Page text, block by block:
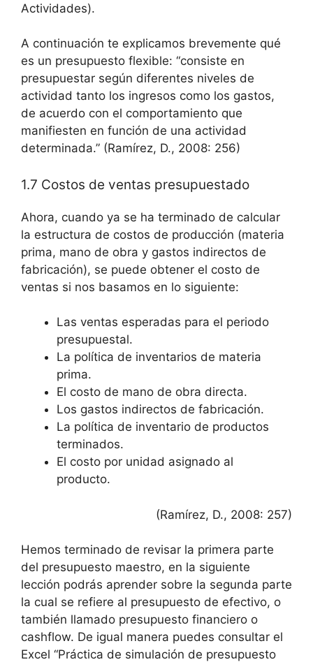
Actividades).
A continuación te explicamos brevemente qué
es un presupuesto flexible: “consiste en
presupuestar según diferentes niveles de
actividad tanto los ingresos como los gastos,
de acuerdo con el comportamiento que
manifiesten en función de una actividad
determinada.” (Ramírez, D., 2008: 256)
1.7 Costos de ventas presupuestado
Ahora, cuando ya se ha terminado de calcular
la estructura de costos de producción (materia
prima, mano de obra y gastos indirectos de
fabricación), se puede obtener el costo de
ventas si nos basamos en lo siguiente:
Las ventas esperadas para el periodo
presupuestal.
La política de inventarios de materia
prima.
El costo de mano de obra directa.
Los gastos indirectos de fabricación.
La política de inventario de productos
terminados.
El costo por unidad asignado al
producto.
(Ramírez, D., 2008: 257)
Hemos terminado de revisar la primera parte
del presupuesto maestro, en la siguiente
lección podrás aprender sobre la segunda parte
la cual se refiere al presupuesto de efectivo, o
también llamado presupuesto financiero o
cashflow. De igual manera puedes consultar el
Excel “Práctica de simulación de presupuesto